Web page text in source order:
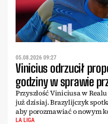
05.08.2026 09:27
Vinicius odrzucił
godziny w sprawie
Przyszłość Viniciusa w
już dzisiaj. Brazylijczyk
aby porozmawiać o nowym
LA LIGA